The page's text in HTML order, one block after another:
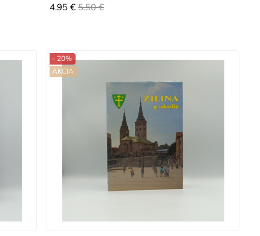
4.95 € 5.50 €
- 20%
AKCIA